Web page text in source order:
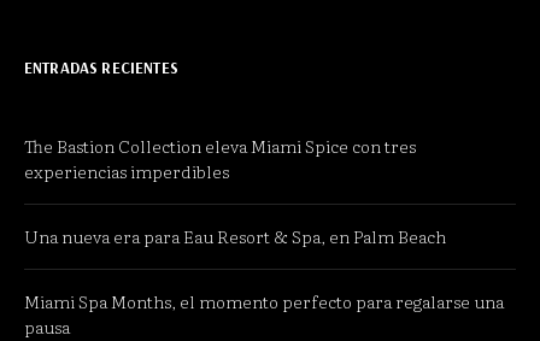
ENTRADAS RECIENTES
The Bastion Collection eleva Miami Spice con tres
experiencias imperdibles
Una nueva era para Eau Resort & Spa, en Palm Beach
Miami Spa Months, el momento perfecto para regalarse una
pausa